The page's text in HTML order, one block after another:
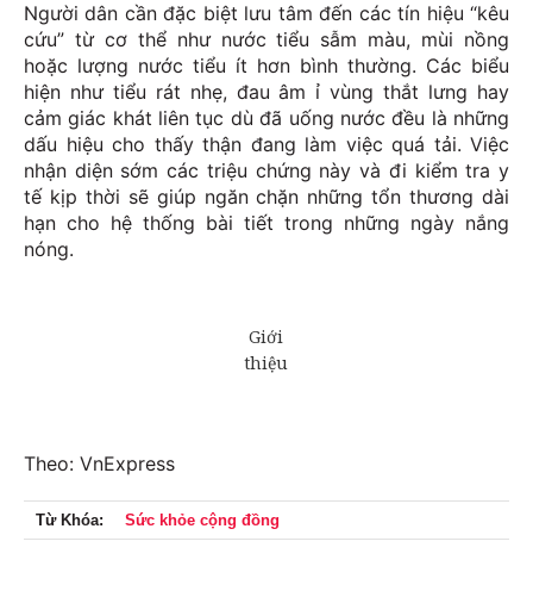
Người dân cần đặc biệt lưu tâm đến các tín hiệu “kêu
cứu” từ cơ thể như nước tiểu sẫm màu, mùi nồng
hoặc lượng nước tiểu ít hơn bình thường. Các biểu
hiện như tiểu rát nhẹ, đau âm ỉ vùng thắt lưng hay
cảm giác khát liên tục dù đã uống nước đều là những
dấu hiệu cho thấy thận đang làm việc quá tải. Việc
nhận diện sớm các triệu chứng này và đi kiểm tra y
tế kịp thời sẽ giúp ngăn chặn những tổn thương dài
hạn cho hệ thống bài tiết trong những ngày nắng
nóng.
Theo: VnExpress
Từ Khóa: Sức khỏe cộng đồng